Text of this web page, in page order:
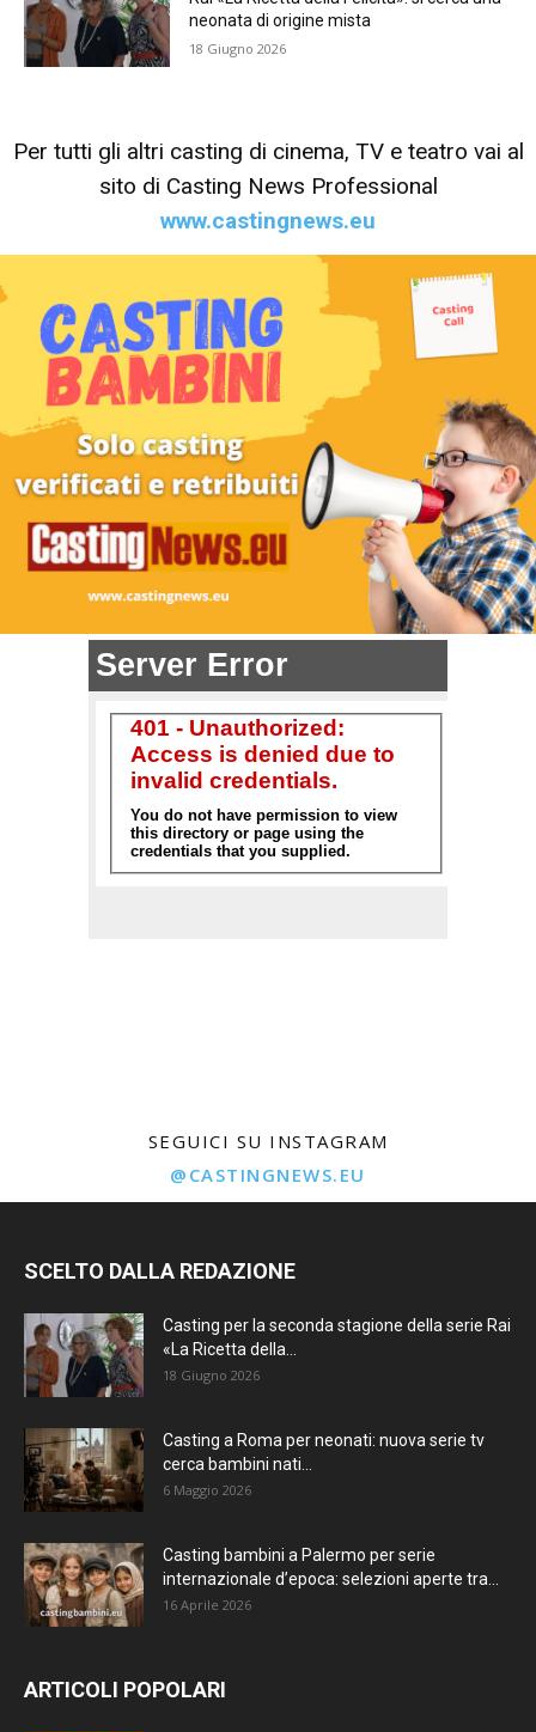
neonata di origine mista
18 Giugno 2026
Per tutti gli altri casting di cinema, TV e teatro vai al
sito di Casting News Professional
www.castingnews.eu
SEGUICI SU INSTAGRAM
@CASTINGNEWS.EU
SCELTO DALLA REDAZIONE
Casting per la seconda stagione della serie Rai
«La Ricetta della...
18 Giugno 2026
Casting a Roma per neonati: nuova serie tv
cerca bambini nati...
6 Maggio 2026
Casting bambini a Palermo per serie
internazionale d’epoca: selezioni aperte tra...
16 Aprile 2026
ARTICOLI POPOLARI